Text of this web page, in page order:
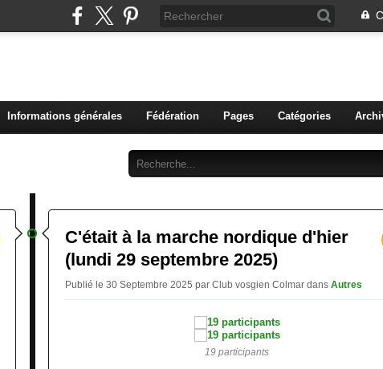
Informations générales Fédération Pages Catégories
C'était à la marche nordique d'hier
(lundi 29 septembre 2025)
Publié le 30 Septembre 2025 par Club vosgien Colmar dans Autres
19 participants